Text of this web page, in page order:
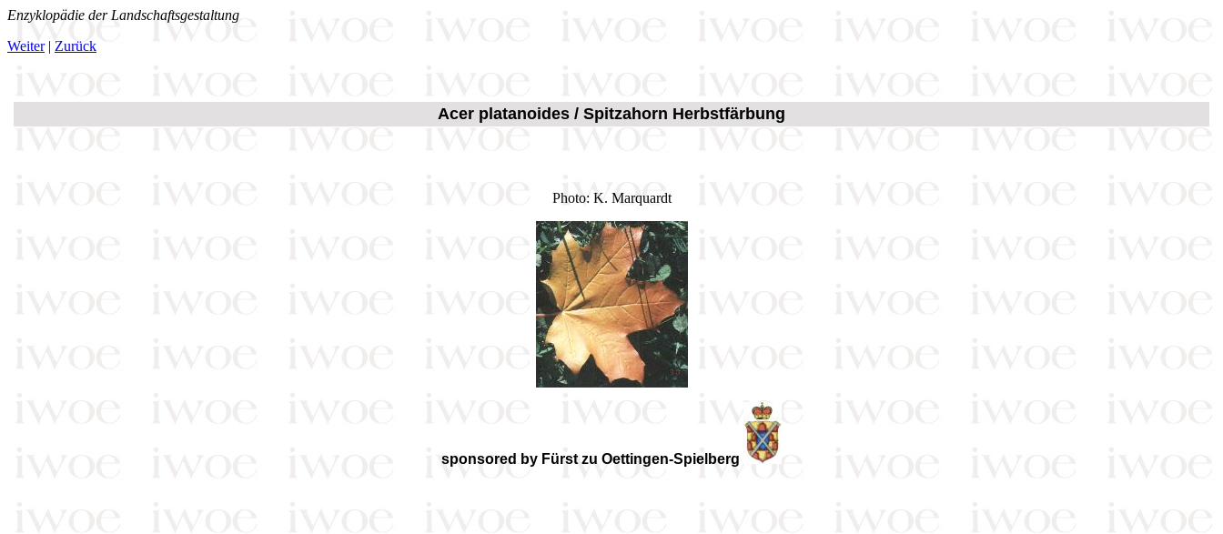
Enzyklopädie der Landschaftsgestaltung
Weiter| Zurück
Acer platanoides / Spitzahorn Herbstfärbung
Photo: K. Marquardt
sponsored by Fürst zu Oettingen-Spielberg